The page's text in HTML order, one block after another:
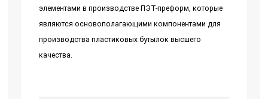
элементами в производстве ПЭТ-преформ, которые
являются основополагающими компонентами для
производства пластиковых бутылок высшего
качества.